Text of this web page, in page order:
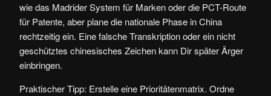
wie das Madrider System für Marken oder die PCT-Route
für Patente, aber plane die nationale Phase in China
rechtzeitig ein. Eine falsche Transkription oder ein nicht
geschütztes chinesisches Zeichen kann Dir später Ärger
einbringen.
Praktischer Tipp: Erstelle eine Prioritätenmatrix. Ordne